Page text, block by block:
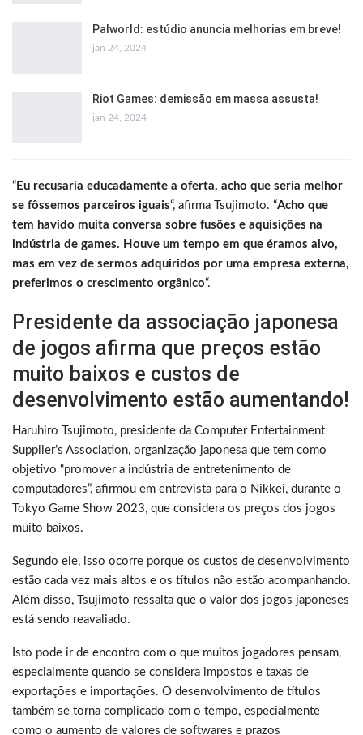
Palworld: estúdio anuncia melhorias em breve!
jan 24, 2024
Riot Games: demissão em massa assusta!
jan 24, 2024
“ Eu recusaria educadamente a oferta, acho que seria melhor
se fôssemos parceiros iguais“, afirma Tsujimoto. “Acho que
tem havido muita conversa sobre fusões e aquisições na
indústria de games. Houve um tempo em que éramos alvo,
mas em vez de sermos adquiridos por uma empresa externa,
preferimos o crescimento orgânico“.
Presidente da associação japonesa
de jogos afirma que preços estão
muito baixos e custos de
desenvolvimento estão aumentando!
Haruhiro Tsujimoto, presidente da Computer Entertainment
Supplier’s Association, organização japonesa que tem como
objetivo “promover a indústria de entretenimento de
computadores”, afirmou em entrevista para o Nikkei, durante o
Tokyo Game Show 2023, que considera os preços dos jogos
muito baixos.
Segundo ele, isso ocorre porque os custos de desenvolvimento
estão cada vez mais altos e os títulos não estão acompanhando.
Além disso, Tsujimoto ressalta que o valor dos jogos japoneses
está sendo reavaliado.
Isto pode ir de encontro com o que muitos jogadores pensam,
especialmente quando se considera impostos e taxas de
exportações e importações. O desenvolvimento de títulos
também se torna complicado com o tempo, especialmente
como o aumento de valores de softwares e prazos